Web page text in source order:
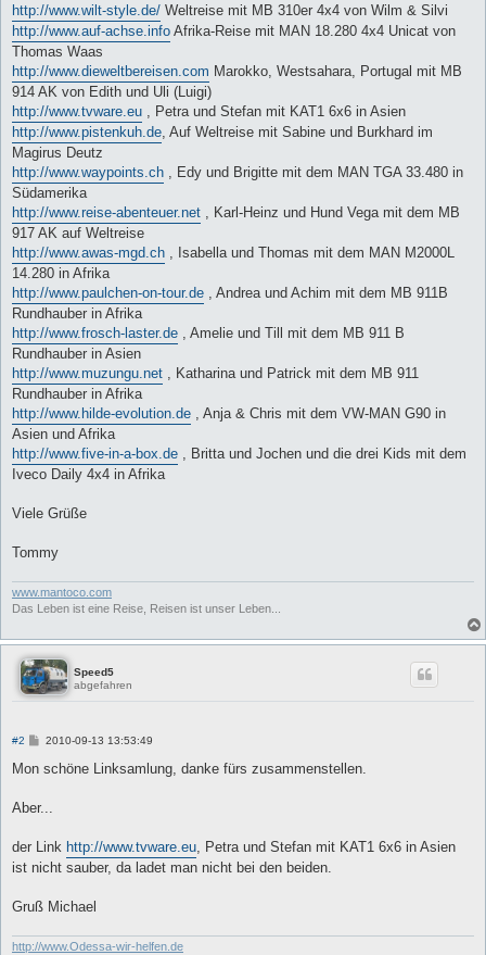
http://www.wilt-style.de/ Weltreise mit MB 310er 4x4 von Wilm & Silvi
http://www.auf-achse.info Afrika-Reise mit MAN 18.280 4x4 Unicat von
Thomas Waas
http://www.dieweltbereisen.com Marokko, Westsahara, Portugal mit MB
914 AK von Edith und Uli (Luigi)
http://www.tvware.eu , Petra und Stefan mit KAT1 6x6 in Asien
http://www.pistenkuh.de , Auf Weltreise mit Sabine und Burkhard im
Magirus Deutz
http://www.waypoints.ch , Edy und Brigitte mit dem MAN TGA 33.480 in
Südamerika
http://www.reise-abenteuer.net , Karl-Heinz und Hund Vega mit dem MB
917 AK auf Weltreise
http://www.awas-mgd.ch , Isabella und Thomas mit dem MAN M2000L
14.280 in Afrika
http://www.paulchen-on-tour.de , Andrea und Achim mit dem MB 911B
Rundhauber in Afrika
http://www.frosch-laster.de , Amelie und Till mit dem MB 911 B
Rundhauber in Asien
http://www.muzungu.net , Katharina und Patrick mit dem MB 911
Rundhauber in Afrika
http://www.hilde-evolution.de , Anja & Chris mit dem VW-MAN G90 in
Asien und Afrika
http://www.five-in-a-box.de , Britta und Jochen und die drei Kids mit dem
Iveco Daily 4x4 in Afrika
Viele Grüße
Tommy
www.mantoco.com
Das Leben ist eine Reise, Reisen ist unser Leben...
Speed5
abgefahren
#2
B
a
2010-09-13 13:53:49
Mon schöne Linksamlung, danke fürs zusammenstellen.
Aber...
der Link http://www.tvware.eu , Petra und Stefan mit KAT1 6x6 in Asien
ist nicht sauber, da ladet man nicht bei den beiden.
Gruß Michael
http://www.Odessa-wir-helfen.de